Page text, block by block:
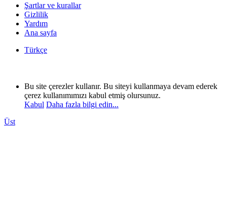
Şartlar ve kurallar
Gizlilik
Yardım
Ana sayfa
Türkçe
Bu site çerezler kullanır. Bu siteyi kullanmaya devam ederek
çerez kullanımımızı kabul etmiş olursunuz.
Kabul Daha fazla bilgi edin...
Üst